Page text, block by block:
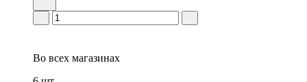
Во всех магазинах